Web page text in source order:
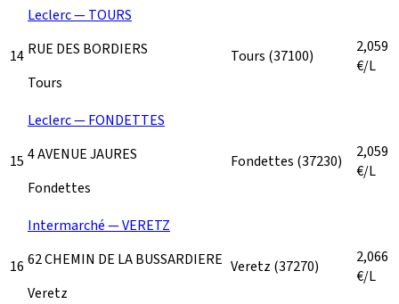
14
Leclerc — TOURS
RUE DES BORDIERS
Tours
Tours (37100)
2,059
€/L
15
Leclerc — FONDETTES
4 AVENUE JAURES
Fondettes
Fondettes (37230)
2,059
€/L
16
Intermarché — VERETZ
62 CHEMIN DE LA BUSSARDIERE
Veretz
Veretz (37270)
2,066
€/L